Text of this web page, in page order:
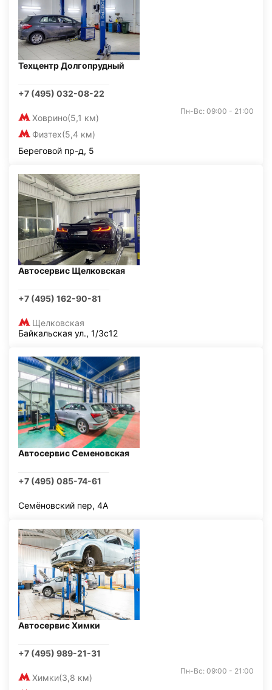
Техцентр Долгопрудный
+7 (495) 032-08-22
Ховрино(5,1 км)
Физтех(5,4 км)
Пн-Вс: 09:00 - 21:00
Береговой пр-д, 5
Автосервис Щелковская
+7 (495) 162-90-81
Щелковская
Байкальская ул., 1/3с12
Автосервис Семеновская
+7 (495) 085-74-61
Семёновский пер, 4А
Автосервис Химки
+7 (495) 989-21-31
Химки(3,8 км)
Пн-Вс: 09:00 - 21:00